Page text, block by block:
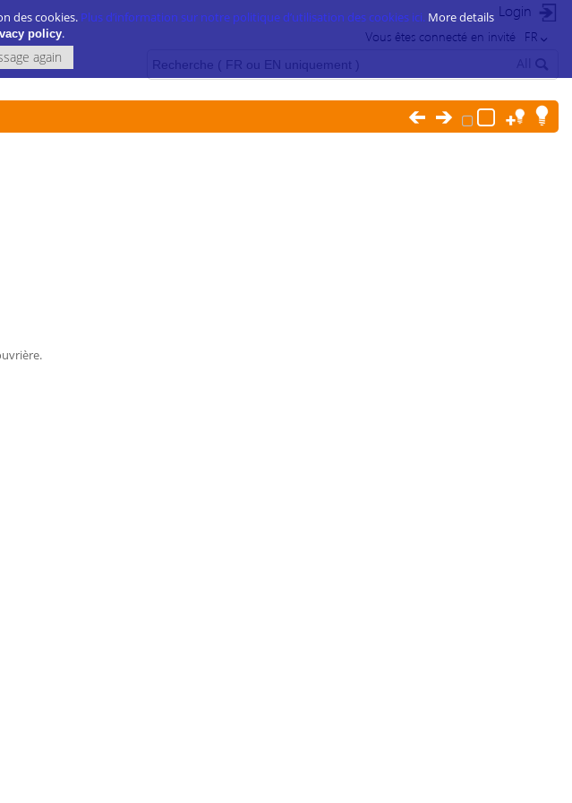
Login
FR
Vous êtes connecté en invité
des cookies. Plus d’information sur notre politique d’utilisation des cookies ici. More details
policy.